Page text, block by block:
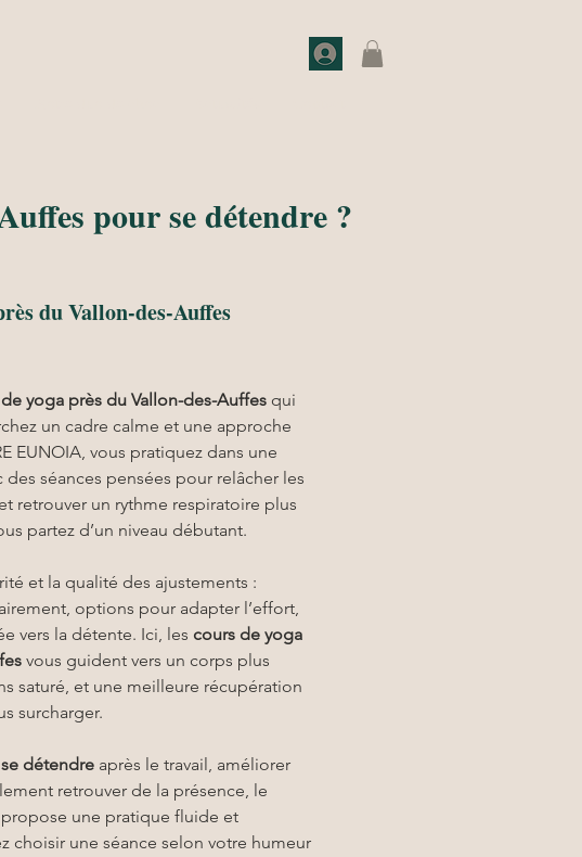
pour se détendre ?
du Vallon-des-Auffes
yoga près du Vallon-des-Auffes qui
un cadre calme et une approche
EUNOIA, vous pratiquez dans une
des séances pensées pour relâcher les
retrouver un rythme respiratoire plus
partez d’un niveau débutant.
et la qualité des ajustements :
options pour adapter l’effort,
vers la détente. Ici, les cours de yoga
vous guident vers un corps plus
saturé, et une meilleure récupération
surcharger.
se détendre après le travail, améliorer
retrouver de la présence, le
propose une pratique fluide et
choisir une séance selon votre humeur